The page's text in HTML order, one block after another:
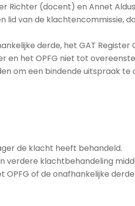
Richter (docent) en Annet
van de klachtencommissie,
derde, het GAT Register
en het OPFG niet tot
om een bindende uitspraak te
de klacht heeft behandeld.
verdere klachtbehandeling
of de onafhankelijke